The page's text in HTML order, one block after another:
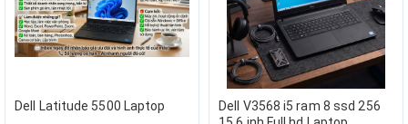
Dell Latitude 5500 Laptop
Dell V3568 i5 ram 8 ssd 256